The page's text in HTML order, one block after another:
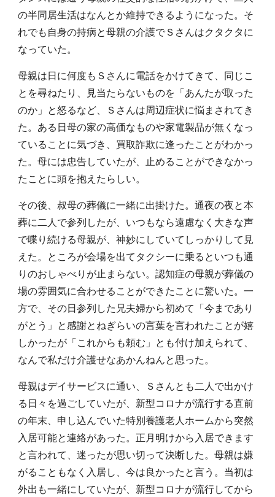
の半同居生活はなんとか維持できるようになった。そ
れでも自身の持病と母親の介護でＳさんはクタクタに
なっていた。
母親は日に何度もＳさんに電話をかけてきて、同じこ
とを尋ねたり、見当たらないものを「あんたが取った
のか」と怒るなど、Ｓさんは周辺症状に悩まされてき
た。ある日母の家の高価なものや家電製品が無くなっ
ていることに気づき、買取詐欺に逢ったことがわかっ
た。母には忠告していたが、止めることができなかっ
たことに頭を抱えたらしい。
その後、叔母の葬儀に一緒に出掛けた。通夜の夜と本
葬に二人で参列したが、いつもなら遠慮なく大きな声
で喋り続ける母親が、神妙にしていてしっかりして見
えた。ところが会場を出てタクシーに乗るといつも通
りのおしゃべりが止まらない。認知症の母親が葬儀の
場の雰囲気に合わせることができたことに驚いた。一
方で、その日参列した兄夫婦から初めて「今まであり
がとう」と感謝とねぎらいの言葉を言われたことが嬉
しかったが「これからも頼む」とも付け加えられて、
なんで私だけ介護せなあかんねんと思った。
母親はデイサービスに通い、Ｓさんとも二人で出かけ
る日々を過ごしていたが、新型コロナが流行する直前
の年末、申し込んでいた特別養護老人ホームから突然
入居可能と連絡があった。正月明けから入居できます
と言われて、迷ったが思い切って決断した。母親は嫌
がることもなく入居し、今は良かったと言う。当初は
外出も一緒にしていたが、新型コロナが流行してから